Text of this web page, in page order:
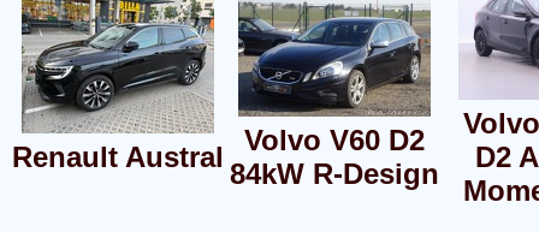
Renault Austral
Volvo V60 D2
84kW R-Design
D2